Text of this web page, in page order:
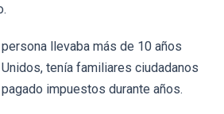
llevaba más de 10 años
tenía familiares ciudadanos
impuestos durante años.